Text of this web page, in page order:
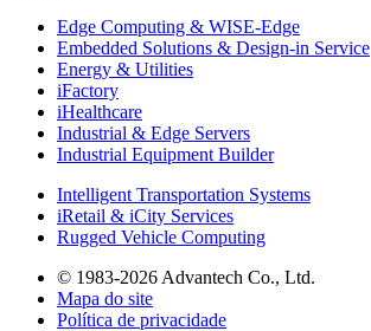
Edge Computing & WISE-Edge
Embedded Solutions & Design-in Service
Energy & Utilities
iFactory
iHealthcare
Industrial & Edge Servers
Industrial Equipment Builder
Intelligent Transportation Systems
iRetail & iCity Services
Rugged Vehicle Computing
© 1983-2026 Advantech Co., Ltd.
Mapa do site
Política de privacidade